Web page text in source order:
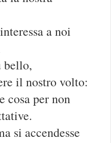
a noi
bello,
il nostro volto:
cosa per non
si accendesse